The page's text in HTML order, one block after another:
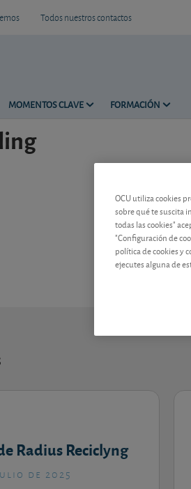
Todos nuestros contactos
MOMENTOS CLAVE FORMACIÓN
Radius Reciclyng
de 2025
OCU utiliza cookies
sobre qué te suscita
todas las cookies"
"Configuración de
política de cookies y
ejecutes alguna de